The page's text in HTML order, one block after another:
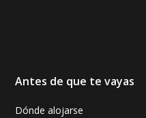
Antes de que te vayas
Dónde alojarse